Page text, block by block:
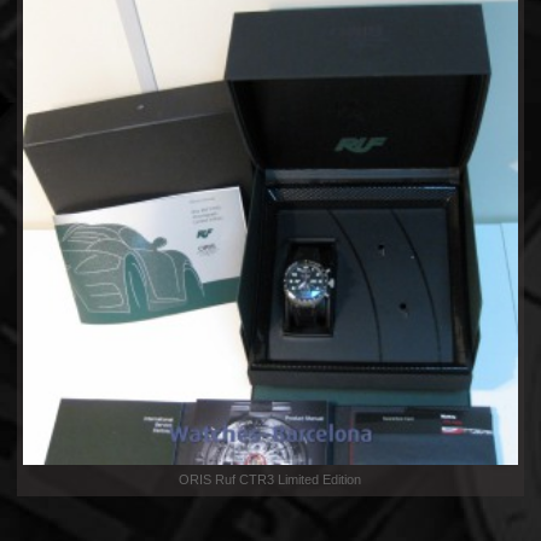
ORIS Ruf CTR3 Limited Edition